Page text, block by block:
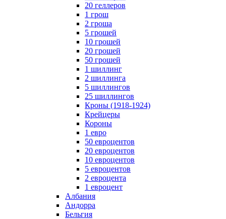
20 геллеров
1 грош
2 гроша
5 грошей
10 грошей
20 грошей
50 грошей
1 шиллинг
2 шиллинга
5 шиллингов
25 шиллингов
Кроны (1918-1924)
Крейцеры
Короны
1 евро
50 евроцентов
20 евроцентов
10 евроцентов
5 евроцентов
2 евроцента
1 евроцент
Албания
Андорра
Бельгия